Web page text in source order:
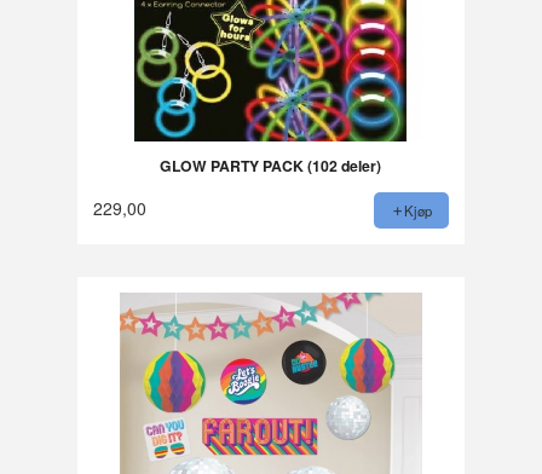
GLOW PARTY PACK (102 deler)
229,00 Kjøp